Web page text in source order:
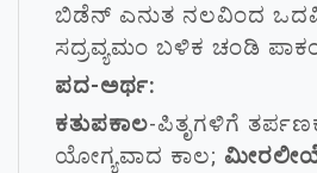
ಬಿಡೆನ್ ಎನುತ ನಲವಿಂದ
ಸದ್ರವ್ಯಮಂ ಬಳಿಕ ಚಂಡಿ ಪಾಕಂ
ಪದ-ಅರ್ಥ:
ಕತುಪಕಾಲ-ಪಿತೃಗಳಿಗೆ
ಯೋಗ್ಯವಾದ ಕಾಲ;